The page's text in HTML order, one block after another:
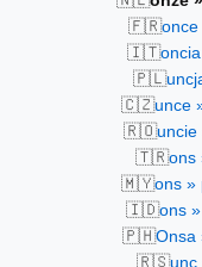
🇫🇷once
🇮🇹
🇵🇱
🇨🇿unce
🇷🇴uncie
🇹🇷ons
🇲🇾ons »
🇮🇩ons
🇵🇭Onsa
🇷🇸unc